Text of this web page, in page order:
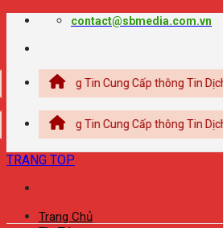
Chuyển
contact@sbmedia.com.vn
Tin Cung Cấp thông Tin Dịch Vụ Uy Tín
Tin Cung Cấp thông Tin Dịch Vụ Uy Tín
TRANG TOP
Trang Chủ